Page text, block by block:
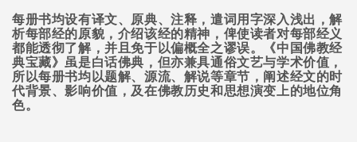
每册书均设有译文、原典、注释，遣词用字深入浅出，解
析每部经的原貌，介绍该经的精神，俾使读者对每部经义
都能透彻了解，并且免于以偏概全之谬误。《中国佛教经
典宝藏》虽是白话佛典，但亦兼具通俗文艺与学术价值，
所以每册书均以题解、源流、解说等章节，阐述经文的时
代背景、影响价值，及在佛教历史和思想演变上的地位角
色。